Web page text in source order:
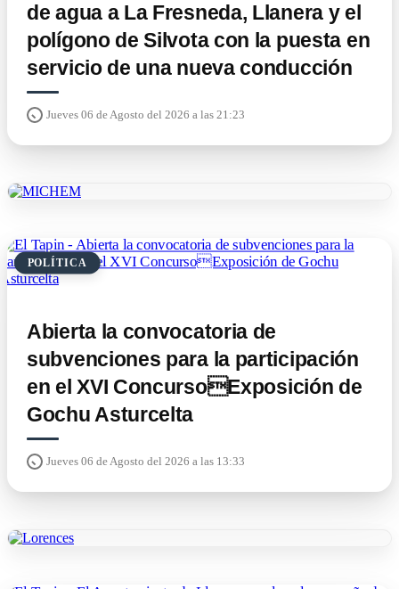
de agua a La Fresneda, Llanera y el
polígono de Silvota con la puesta en
servicio de una nueva conducción
Jueves 06 de Agosto del 2026 a las 21:23
POLÍTICA
Abierta la convocatoria de
subvenciones para la participación
en el XVI ConcursoExposición de
Gochu Asturcelta
Jueves 06 de Agosto del 2026 a las 13:33